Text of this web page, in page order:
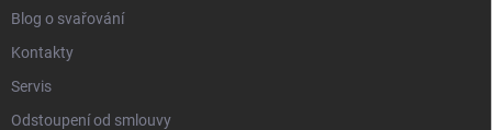
Blog o svařování
Kontakty
Servis
Odstoupení od smlouvy